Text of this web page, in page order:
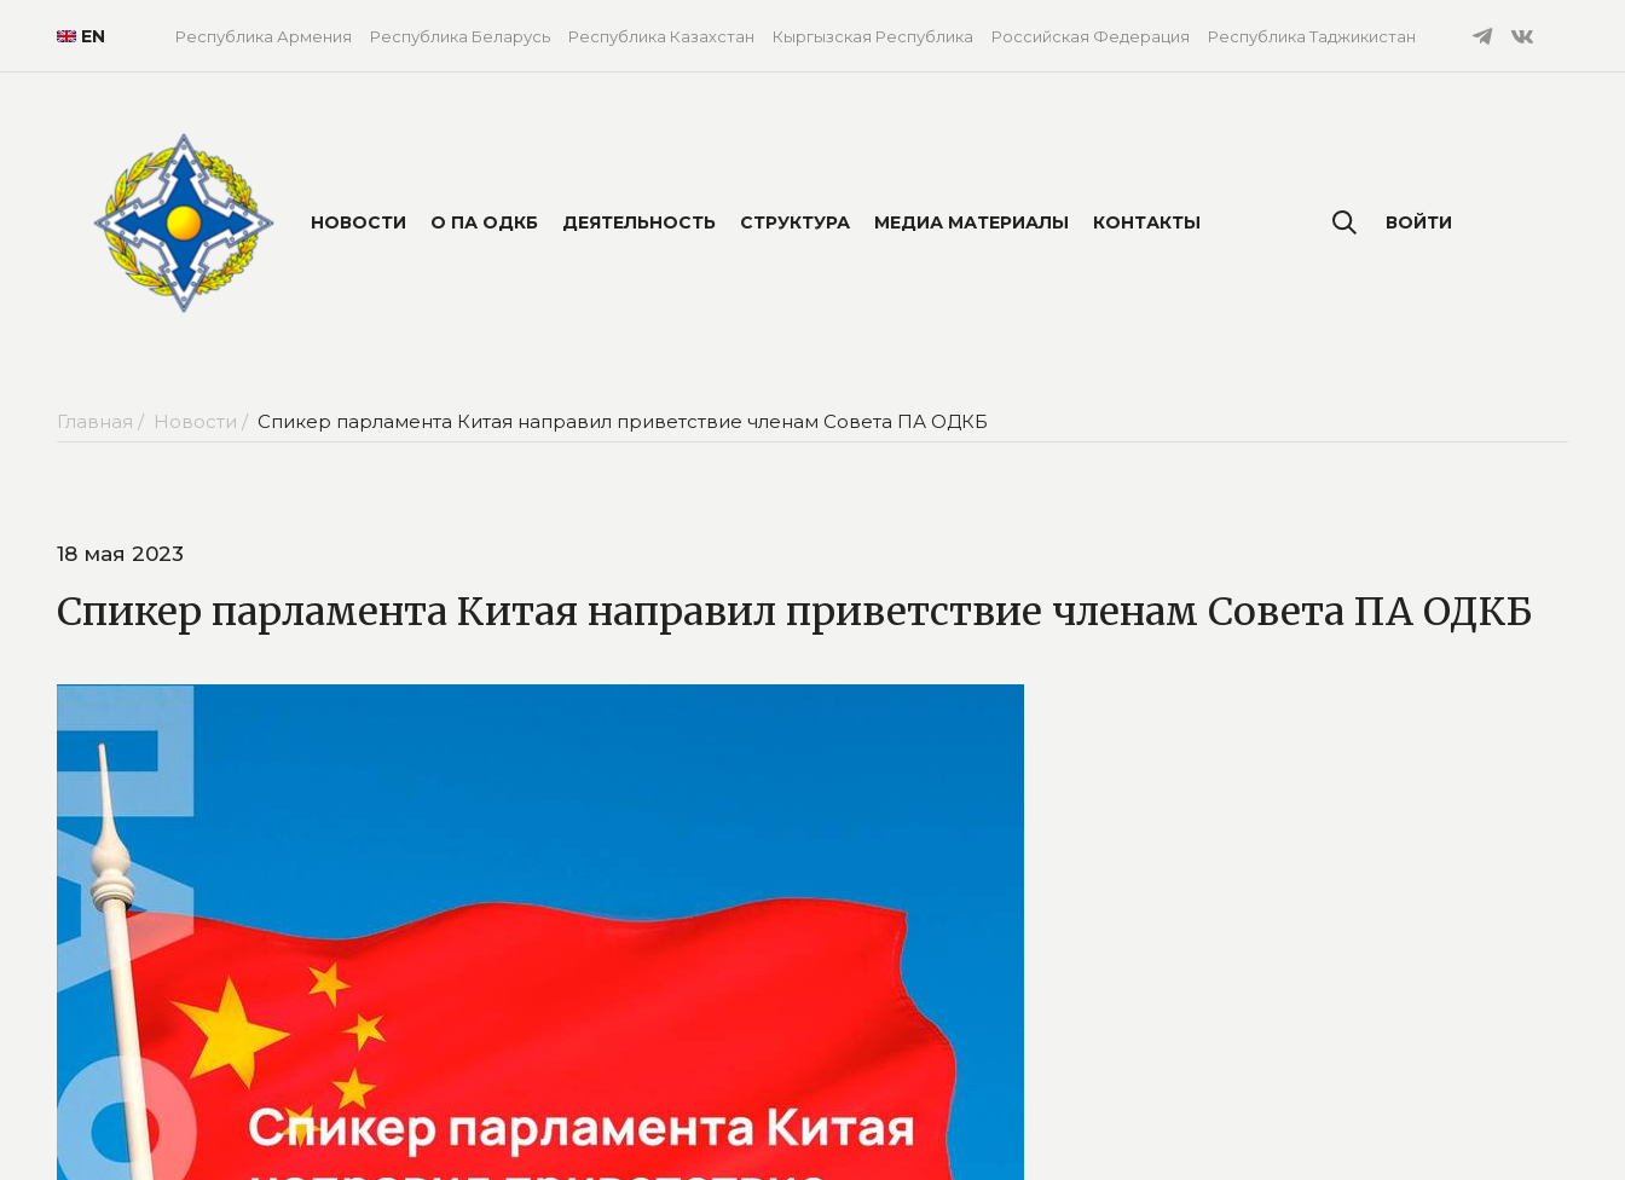
EN Республика Армения Республика Беларусь Республика Казахстан Кыргызская Республика Российская Федерация Республика Таджикистан
НОВОСТИ О ПА ОДКБ ДЕЯТЕЛЬНОСТЬ СТРУКТУРА МЕДИА МАТЕРИАЛЫ КОНТАКТЫ ВОЙТИ
Главная / Новости / Спикер парламента Китая направил приветствие членам Совета ПА ОДКБ
18 мая 2023
Спикер парламента Китая направил приветствие членам Совета ПА ОДКБ